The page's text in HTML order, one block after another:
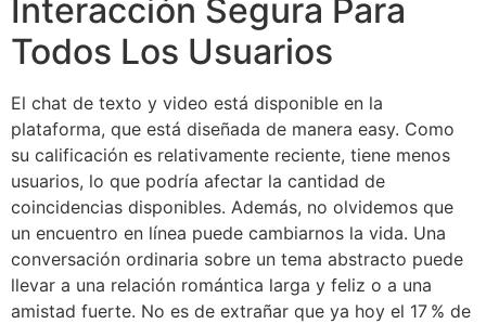
Interacción Segura Para
Todos Los Usuarios
El chat de texto y video está disponible en la
plataforma, que está diseñada de manera easy. Como
su calificación es relativamente reciente, tiene menos
usuarios, lo que podría afectar la cantidad de
coincidencias disponibles. Además, no olvidemos que
un encuentro en línea puede cambiarnos la vida. Una
conversación ordinaria sobre un tema abstracto puede
llevar a una relación romántica larga y feliz o a una
amistad fuerte. No es de extrañar que ya hoy el 17 % de